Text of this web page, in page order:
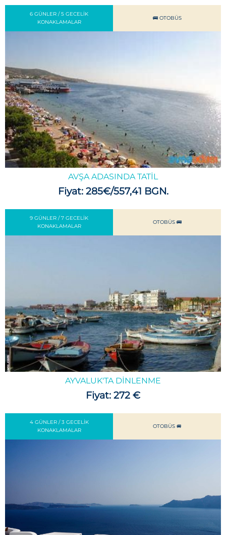
6 GÜNLER / 5 GECELIK
KONAKLAMALAR
🚌 OTOBÜS
AVŞA ADASINDA TATIL
Fiyat: 285€/557,41 BGN.
9 GÜNLER / 7 GECELIK
KONAKLAMALAR
OTOBÜS 🚌
AYVALUK'TA DINLENME
Fiyat: 272 €
4 GÜNLER / 3 GECELIK
KONAKLAMALAR
OTOBÜS 🚐